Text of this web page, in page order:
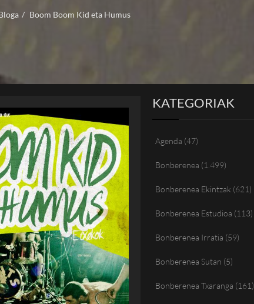
Boom Boom Kid eta Humus
KATEGORIAK
Agenda (47)
Bonberenea (1.499)
Bonberenea Ekintzak (621)
Bonberenea Estudioa (113)
Bonberenea Irratia (59)
Bonberenea Sutan (5)
Bonberenea Txaranga (161)